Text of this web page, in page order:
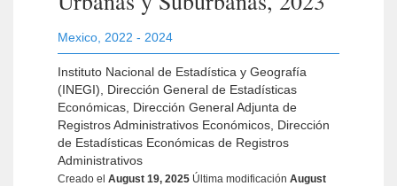
Mexico 2022 - 2024
Instituto Nacional de Estadística y Geografía
(INEGI), Dirección General de Estadísticas
Económicas, Dirección General Adjunta de
Registros Administrativos Económicos, Dirección
de Estadísticas Económicas de Registros
Administrativos
Creado el August 19, 2025 Última modificación August